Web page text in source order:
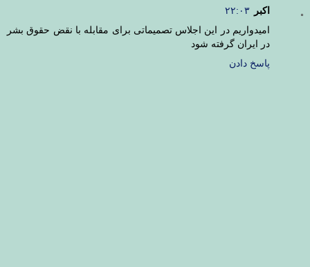
اکبر
۲۲:۰۳
امیدواریم در این اجلاس تصمیماتی برای مقابله با نقض حقوق بشر
در ایران گرفته شود
پاسخ دادن